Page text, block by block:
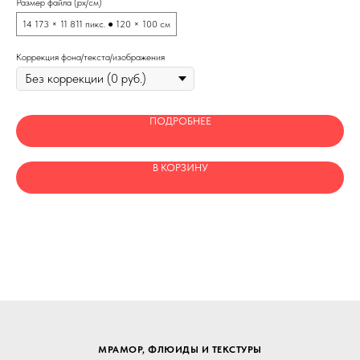
Размер файла (px/см)
14 173 × 11 811 пикс. ● 120 × 100 см
Коррекция фона/текста/изображения
ПОДРОБНЕЕ
В КОРЗИНУ
МРАМОР, ФЛЮИДЫ И ТЕКСТУРЫ